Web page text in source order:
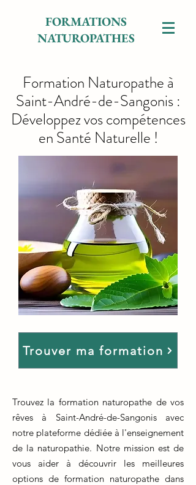
FORMATIONS
NATUROPATHES
Formation Naturopathe à
Saint-André-de-Sangonis :
Développez vos compétences
en Santé Naturelle !
Trouver ma formation
Trouvez la formation naturopathe de vos
rêves à Saint-André-de-Sangonis avec
notre plateforme dédiée à l'enseignement
de la naturopathie. Notre mission est de
vous aider à découvrir les meilleures
options de formation naturopathe dans